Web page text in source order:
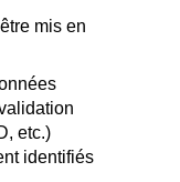
mis en
etc.)
identifiés